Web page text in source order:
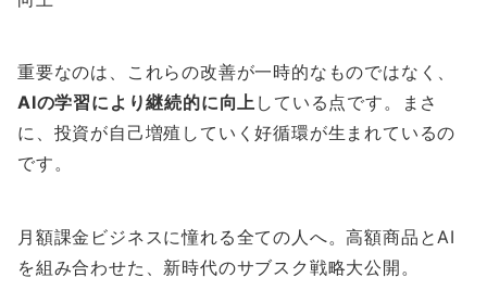
重要なのは、これらの改善が一時的なものではなく、
AIの学習により継続的に向上 している点です。まさ
に、投資が自己増殖していく好循環が生まれているの
です。
月額課金ビジネスに憧れる全ての人へ。高額商品とAI
を組み合わせた、新時代のサブスク戦略大公開。